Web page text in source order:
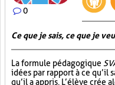
0
Ce que je sais, ce que je
La formule pédagogique
idées par rapport à ce qu’il
qu’il a appris. L’élève crée